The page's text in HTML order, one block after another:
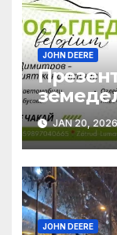
JOHN DEERE
JAN 20, 2026
JOHN DEERE